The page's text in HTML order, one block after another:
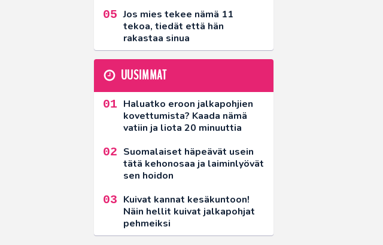
Jos mies tekee nämä 11
tekoa, tiedät että hän
rakastaa sinua
UUSIMMAT
Haluatko eroon jalkapohjien
kovettumista? Kaada nämä
vatiin ja liota 20 minuuttia
Suomalaiset häpeävät usein
tätä kehonosaa ja laiminlyövät
sen hoidon
Kuivat kannat kesäkuntoon!
Näin hellit kuivat jalkapohjat
pehmeiksi